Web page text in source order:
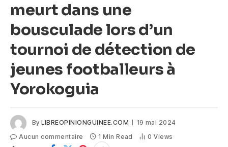
meurt dans une
bousculade lors d’un
tournoi de détection de
jeunes footballeurs à
Yorokoguia
By LIBREOPINIONGUINEE.COM
19 mai 2024
Aucun commentaire
1 Min Read 0Views